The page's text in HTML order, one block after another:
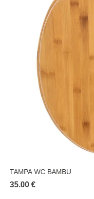
TAMPA WC BAMBU
35.00 €